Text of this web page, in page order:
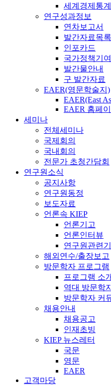
세계경제통계
연구성과정보
연차보고서
발간자료목록
인포카드
국가정책기
발간물안내
구 발간자료
EAER(영문학술지)
EAER(East
EAER 홈페
세미나
전체세미나
국제회의
국내회의
전문가 초청간담회
연구원소식
공지사항
연구원동정
보도자료
언론속 KIEP
언론기고
언론인터뷰
연구원관련
해외연수/출장보고
방문학자 프로그램
프로그램 소
역대 방문학
방문학자 커
채용안내
채용공고
인재초빙
KIEP 뉴스레터
국문
영문
EAER
고객마당